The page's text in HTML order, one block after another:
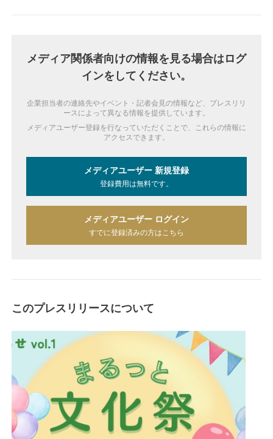
メディア関係者向けの情報を見る場合はログ
インをしてください。
企業担当者の連絡先やイベント・記者会見の情報など、プレスリリ
ースによって異なる情報を提供しています。
メディアユーザー登録を行なっていただくことで、これらの情報に
アクセスできます。
メディアユーザー 新規登録
登録費用は無料です。
メディアユーザー ログイン
すでに登録済みの方はこちら
このプレスリリースについて